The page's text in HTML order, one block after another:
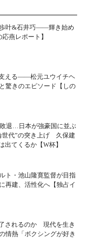
叶&石井巧――輝き始め
燕レポート】
える――松元ユウイチヘ
驚きのエピソード【しの
敗退…日本が強豪国に並ぶ
代”の突き上げ 久保建
出てくるか【W杯】
ト・池山隆寛監督が目指
建、活性化へ【独占イ
されるのか 現代を生き
情熱「ボクシングが好き